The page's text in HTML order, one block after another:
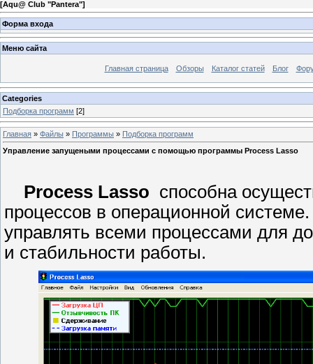
[Aqu@ Club "Pantera"]
Форма входа
Меню сайта
Главная страница Обзоры Каталог статей Блог
Categories
Подборка программ [2]
Главная » Файлы » Программы » Подборка программ
Управление запущеными процессами с помощью программы Process Lasso
Process Lasso способна
процессов в операционной
управлять всеми процессами для
и стабильности работы.